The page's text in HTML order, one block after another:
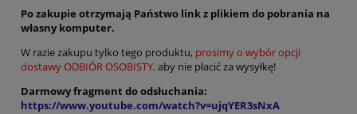
Po zakupie otrzymają Państwo link z plikiem do pobrania na
własny komputer.
W razie zakupu tylko tego produktu, prosimy o wybór opcji
dostawy ODBIÓR OSOBISTY, aby nie płacić za wysyłkę!
Darmowy fragment do odsłuchania:
https://www.youtube.com/watch?v=ujqYER3sNxA